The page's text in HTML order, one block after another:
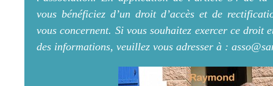
vous bénéficiez d’un droit d’accès et de
vous concernent. Si vous souhaitez exercer ce droit
des informations, veuillez vous adresser à :